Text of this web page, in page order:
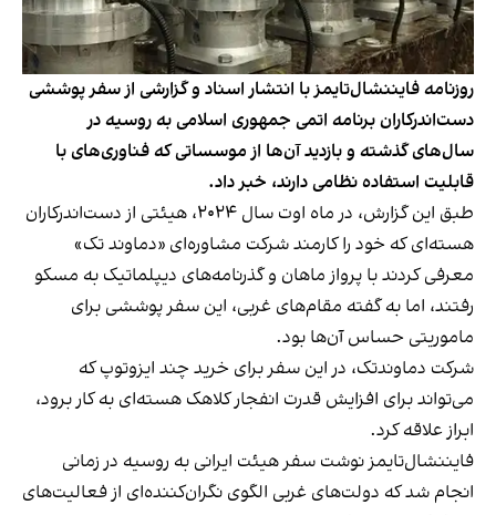
روزنامه فایننشال‌تایمز با انتشار اسناد و گزارشی از سفر پوششی
دست‌اندرکاران برنامه اتمی جمهوری اسلامی به روسیه در
سال‌های گذشته و بازدید آن‌ها از موسساتی که فناوری‌های با
قابلیت استفاده نظامی دارند، خبر داد.
طبق این گزارش، در ماه اوت سال ۲۰۲۴، هیئتی از دست‌اندرکاران
هسته‌ای که خود را کارمند شرکت مشاوره‌ای «دماوند تک»
معرفی کردند با پرواز ماهان و گذرنامه‌های دیپلماتیک به مسکو
رفتند، اما به گفته مقام‌های غربی، این سفر پوششی برای
ماموریتی حساس آن‌ها بود.
شرکت دماوند‌تک، در این سفر برای خرید چند ایزوتوپ که
می‌تواند برای افزایش قدرت انفجار کلاهک هسته‌ای به کار برود،
ابراز علاقه کرد.
فایننشال‌تایمز نوشت سفر هیئت ایرانی به روسیه در زمانی
انجام شد که دولت‌های غربی الگوی نگران‌کننده‌ای از فعالیت‌های